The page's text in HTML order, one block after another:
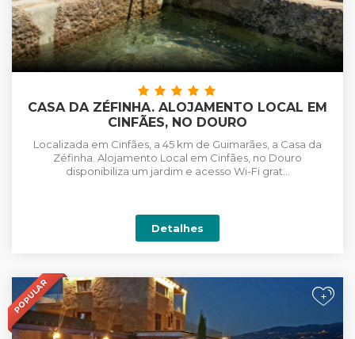
CASA DA ZÉFINHA. ALOJAMENTO LOCAL EM
CINFÃES, NO DOURO
Localizada em Cinfães, a 45 km de Guimarães, a Casa da
Zéfinha. Alojamento Local em Cinfães, no Douro
disponibiliza um jardim e acesso Wi-Fi grat...
Detalhes
POPULAR +